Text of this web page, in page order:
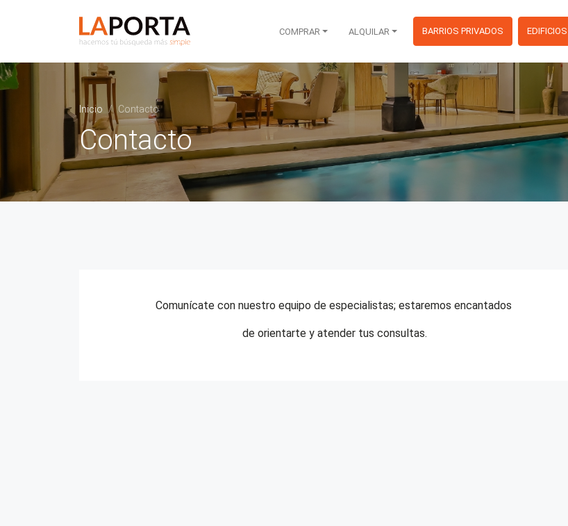
Inmobiliaria La Porta
COMPRAR ALQUILAR BARRIOS PRIVADOS
Inicio Contacto
Contacto
Comunícate con nuestro equipo de especialistas; estaremos encantados
de orientarte y atender tus consultas.